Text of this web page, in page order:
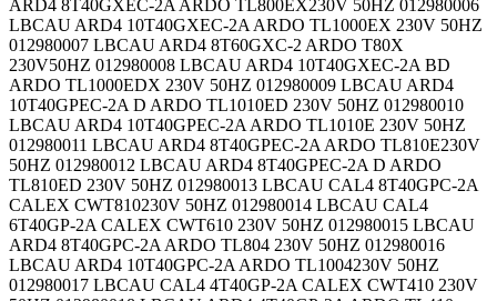
ARD4 8T40GXEC-2A ARDO TL800EX230V 50HZ 012980006
LBCAU ARD4 10T40GXEC-2A ARDO TL1000EX 230V 50HZ
012980007 LBCAU ARD4 8T60GXC-2 ARDO T80X
230V50HZ 012980008 LBCAU ARD4 10T40GXEC-2A BD
ARDO TL1000EDX 230V 50HZ 012980009 LBCAU ARD4
10T40GPEC-2A D ARDO TL1010ED 230V 50HZ 012980010
LBCAU ARD4 10T40GPEC-2A ARDO TL1010E 230V 50HZ
012980011 LBCAU ARD4 8T40GPEC-2A ARDO TL810E230V
50HZ 012980012 LBCAU ARD4 8T40GPEC-2A D ARDO
TL810ED 230V 50HZ 012980013 LBCAU CAL4 8T40GPC-2A
CALEX CWT810230V 50HZ 012980014 LBCAU CAL4
6T40GP-2A CALEX CWT610 230V 50HZ 012980015 LBCAU
ARD4 8T40GPC-2A ARDO TL804 230V 50HZ 012980016
LBCAU ARD4 10T40GPC-2A ARDO TL1004230V 50HZ
012980017 LBCAU CAL4 4T40GP-2A CALEX CWT410 230V